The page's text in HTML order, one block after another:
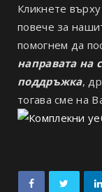
Кликнете
повече за
помогнем да
направата на
поддръжка,
тогава сме на